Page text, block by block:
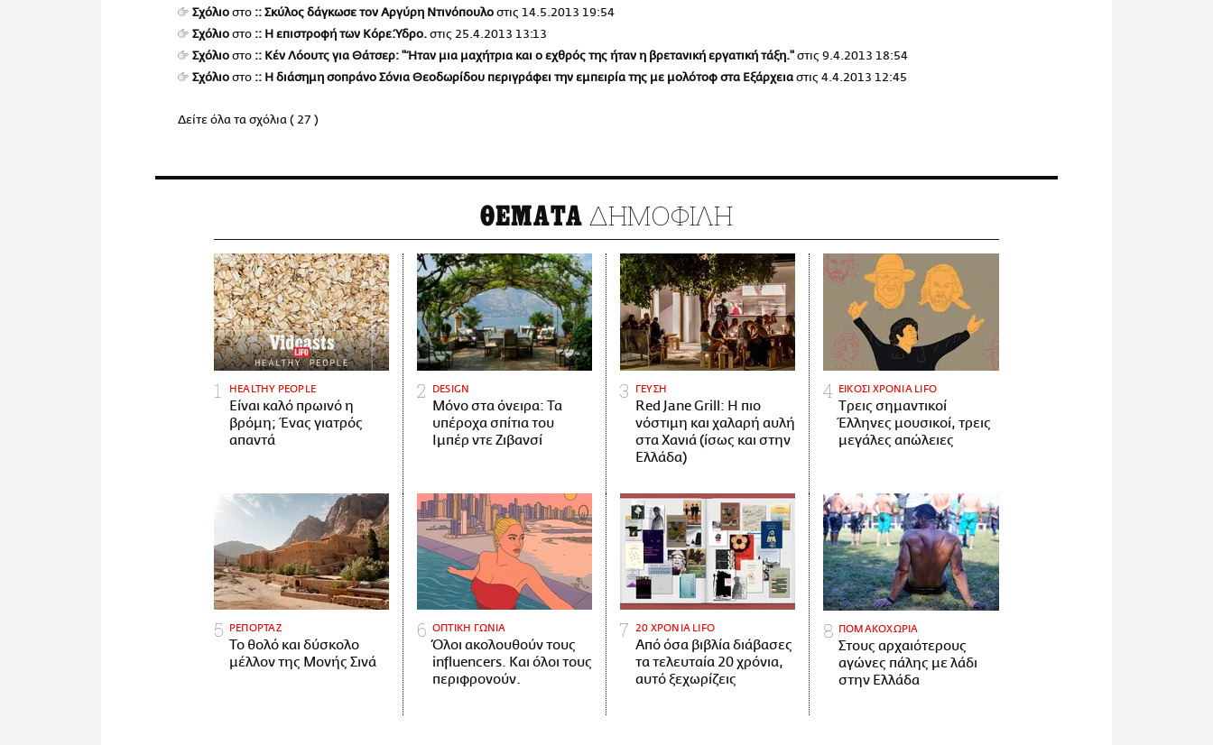
Σχόλιοστο :: Σκύλος δάγκωσε τον Αργύρη Ντινόπουλοστις 14.5.2013 19:54
Σχόλιοστο :: Η επιστροφή των Κόρε.Ύδρο.στις 25.4.2013 13:13
Σχόλιοστο :: Κέν Λόουτς για Θάτσερ: "Ήταν μια μαχήτρια και ο εχθρός της ήταν η βρετανική εργατική τάξη."στις 9.4.2013 18:54
Σχόλιοστο :: Η διάσημη σοπράνο Σόνια Θεοδωρίδου περιγράφει την εμπειρία της με μολότοφ στα Εξάρχειαστις 4.4.2013 12:45
Δείτε όλα τα σχόλια ( 27 )
ΘΕΜΑΤΑ ΔΗΜΟΦΙΛΗ
HEALTHY PEOPLE
Είναι καλό πρωινό η
βρόμη; Ένας γιατρός
απαντά
DESIGN
Μόνο στα όνειρα: Τα
υπέροχα σπίτια του
Ιμπέρ ντε Ζιβανσί
ΓΕΥΣΗ
Red Jane Grill: Η πιο
νόστιμη και χαλαρή αυλή
στα Χανιά (ίσως και στην
Ελλάδα)
ΕΙΚΟΣΙ ΧΡΟΝΙΑ LIFO
Tρεις σημαντικοί
Έλληνες μουσικοί, τρεις
μεγάλες απώλειες
ΡΕΠΟΡΤΑΖ
Το θολό και δύσκολο
μέλλον της Μονής Σινά
ΟΠΤΙΚΗ ΓΩΝΙΑ
Όλοι ακολουθούν τους
influencers. Και όλοι τους
περιφρονούν.
20 ΧΡΟΝΙΑ LIFO
Από όσα βιβλία διάβασες
τα τελευταία 20 χρόνια,
αυτό ξεχωρίζεις
ΠΟΜΑΚΟΧΩΡΙΑ
Στους αρχαιότερους
αγώνες πάλης με λάδι
στην Ελλάδα